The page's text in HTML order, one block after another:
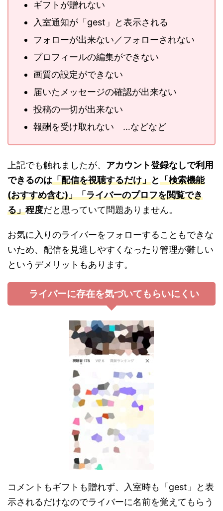
ギフトが贈れない
入室通知が「gest」と表示される
フォローが出来ない／フォローされない
プロフィールの編集ができない
画質の設定ができない
届いたメッセージの確認が出来ない
投稿の一切が出来ない
報酬を受け取れない …などなど
上記でも触れましたが、 アカウント登録なしで利用
できるのは「配信を視聴するだけ」と「検索機能
(おすすめ含む)」「ライバーのプロフを閲覧でき
る」程度だと思っていて問題ありません。
お気に入りのライバーをフォローすることもできな
いため、配信を見逃しやすくなったり管理が難しい
というデメリットもあります。
ライバーに存在を気づいてもらいにくい
コメントもギフトも贈れず、入室時も「gest」と表
示されるだけなのでライバーに名前を覚えてもらう